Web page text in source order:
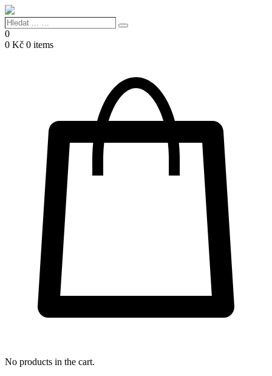
Hledat
...
…
Search
0
0 Kč 0 items
No products in the cart.